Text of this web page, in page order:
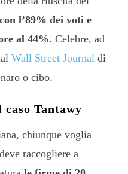
l’89% dei voti e
al 44%. Celebre, ad
Wall Street Journal di
o cibo.
Tantawy
chiunque voglia
raccogliere a